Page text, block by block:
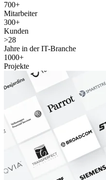
700+
Mitarbeiter
300+
Kunden
>28
Jahre in der IT-Branche
1000+
Projekte